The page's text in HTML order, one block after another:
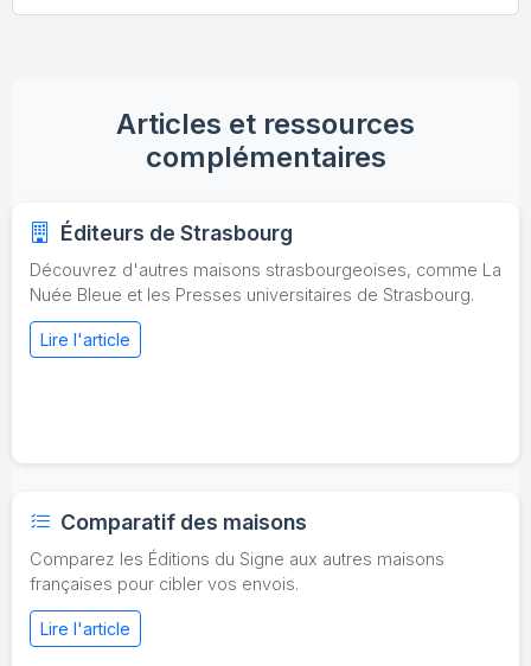
Articles et ressources
complémentaires
Éditeurs de Strasbourg
Découvrez d'autres maisons strasbourgeoises, comme La
Nuée Bleue et les Presses universitaires de Strasbourg.
Lire l'article
Comparatif des maisons
Comparez les Éditions du Signe aux autres maisons
françaises pour cibler vos envois.
Lire l'article